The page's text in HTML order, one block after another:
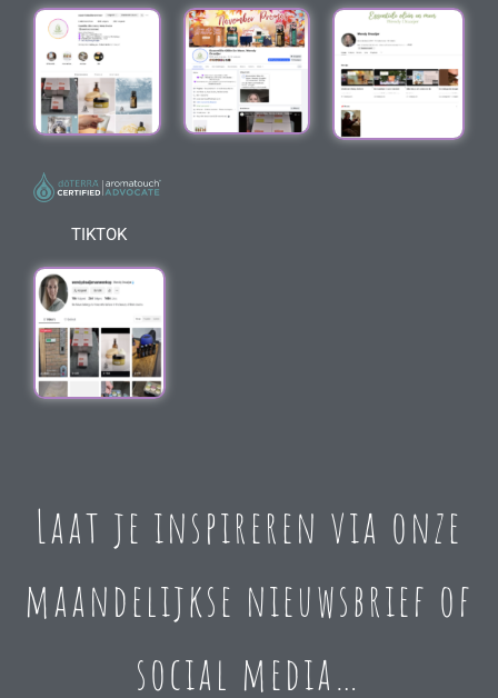
TIKTOK
Laat je inspireren via onze
maandelijkse nieuwsbrief of
social media…